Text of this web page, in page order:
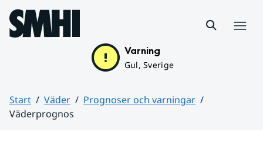
Hoppa till sidans innehåll
Varning
Gul, Sverige
Start Väder
Prognoser och varningar
Väderprognos